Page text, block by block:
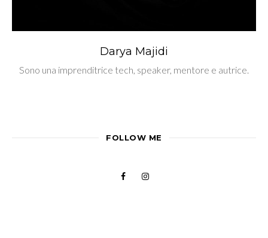
Darya Majidi
Sono una imprenditrice tech, speaker, mentore e autrice.
FOLLOW ME